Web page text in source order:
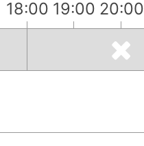
18:00 19:00 20:00